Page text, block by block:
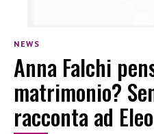
NEWS
Anna Falchi
matrimonio?
racconta ad